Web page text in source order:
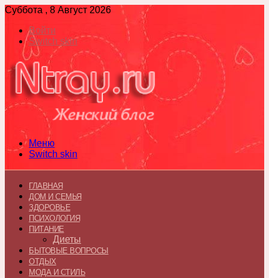
Суббота , 8 Август 2026
Войти
Switch skin
Меню
Switch skin
ГЛАВНАЯ
ДОМ И СЕМЬЯ
ЗДОРОВЬЕ
ПСИХОЛОГИЯ
ПИТАНИЕ
Диеты
БЫТОВЫЕ ВОПРОСЫ
ОТДЫХ
МОДА И СТИЛЬ